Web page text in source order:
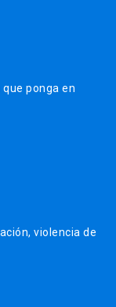
ponga en
violencia de